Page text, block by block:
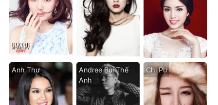
Anh Thư
Andree Bùi Thế
Anh
Chi Pu